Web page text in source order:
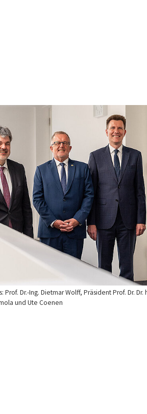
Prof. Dr.-Ing. Dietmar Wolff, Präsident Prof. Dr.
und Ute Coenen